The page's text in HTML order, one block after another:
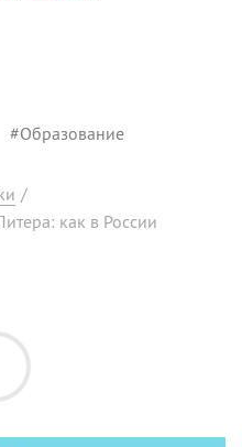
#Образование
/
как в России